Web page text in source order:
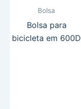
Bolsa
Bolsa para
bicicleta em 600D